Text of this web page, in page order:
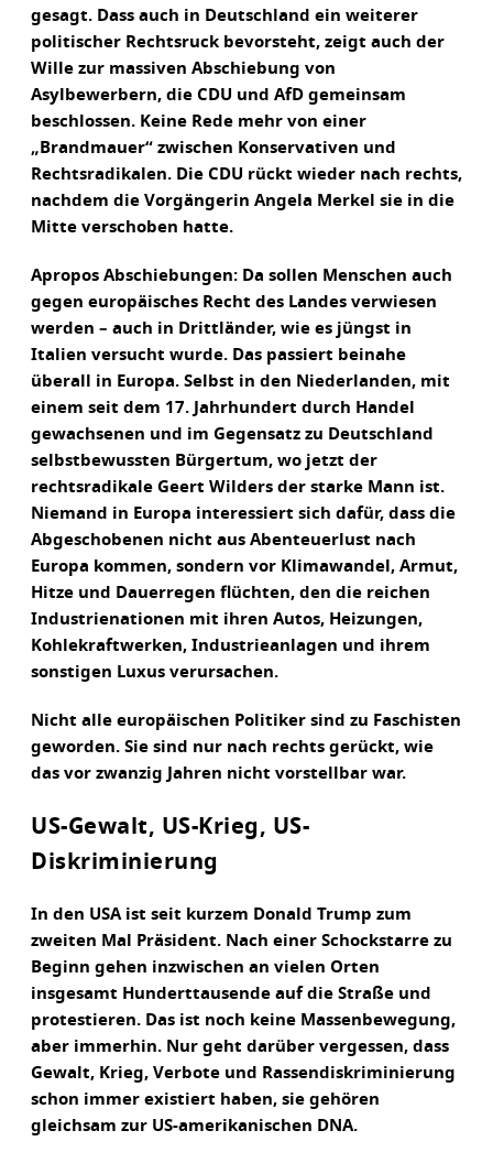
gesagt. Dass auch in Deutschland ein weiterer
politischer Rechtsruck bevorsteht, zeigt auch der
Wille zur massiven Abschiebung von
Asylbewerbern, die CDU und AfD gemeinsam
beschlossen. Keine Rede mehr von einer
„Brandmauer“ zwischen Konservativen und
Rechtsradikalen. Die CDU rückt wieder nach rechts,
nachdem die Vorgängerin Angela Merkel sie in die
Mitte verschoben hatte.
Apropos Abschiebungen: Da sollen Menschen auch
gegen europäisches Recht des Landes verwiesen
werden – auch in Drittländer, wie es jüngst in
Italien versucht wurde. Das passiert beinahe
überall in Europa. Selbst in den Niederlanden, mit
einem seit dem 17. Jahrhundert durch Handel
gewachsenen und im Gegensatz zu Deutschland
selbstbewussten Bürgertum, wo jetzt der
rechtsradikale Geert Wilders der starke Mann ist.
Niemand in Europa interessiert sich dafür, dass die
Abgeschobenen nicht aus Abenteuerlust nach
Europa kommen, sondern vor Klimawandel, Armut,
Hitze und Dauerregen flüchten, den die reichen
Industrienationen mit ihren Autos, Heizungen,
Kohlekraftwerken, Industrieanlagen und ihrem
sonstigen Luxus verursachen.
Nicht alle europäischen Politiker sind zu Faschisten
geworden. Sie sind nur nach rechts gerückt, wie
das vor zwanzig Jahren nicht vorstellbar war.
US-Gewalt, US-Krieg, US-
Diskriminierung
In den USA ist seit kurzem Donald Trump zum
zweiten Mal Präsident. Nach einer Schockstarre zu
Beginn gehen inzwischen an vielen Orten
insgesamt Hunderttausende auf die Straße und
protestieren. Das ist noch keine Massenbewegung,
aber immerhin. Nur geht darüber vergessen, dass
Gewalt, Krieg, Verbote und Rassendiskriminierung
schon immer existiert haben, sie gehören
gleichsam zur US-amerikanischen DNA.